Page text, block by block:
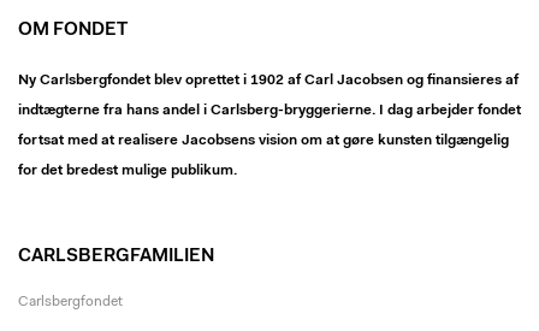
OM FONDET
Ny Carlsbergfondet blev oprettet i 1902 af Carl Jacobsen og finansieres af
indtægterne fra hans andel i Carlsberg-bryggerierne. I dag arbejder fondet
fortsat med at realisere Jacobsens vision om at gøre kunsten tilgængelig
for det bredest mulige publikum.
CARLSBERGFAMILIEN
Carlsbergfondet